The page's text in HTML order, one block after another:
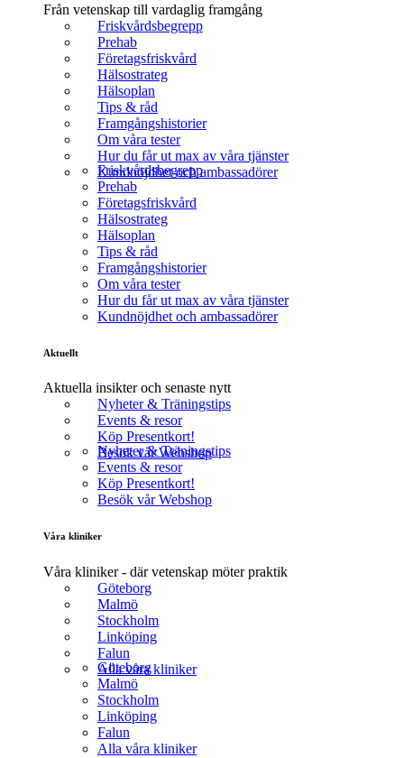
Från vetenskap till vardaglig framgång
Friskvårdsbegrepp
Prehab
Företagsfriskvård
Hälsostrateg
Hälsoplan
Tips & råd
Framgångshistorier
Om våra tester
Hur du får ut max av våra tjänster
Kundnöjdhet och ambassadörer
Friskvårdsbegrepp
Prehab
Företagsfriskvård
Hälsostrateg
Hälsoplan
Tips & råd
Framgångshistorier
Om våra tester
Hur du får ut max av våra tjänster
Kundnöjdhet och ambassadörer
Aktuellt
Aktuella insikter och senaste nytt
Nyheter & Träningstips
Events & resor
Köp Presentkort!
Besök vår Webshop
Nyheter & Träningstips
Events & resor
Köp Presentkort!
Besök vår Webshop
Våra kliniker
Våra kliniker - där vetenskap möter praktik
Göteborg
Malmö
Stockholm
Linköping
Falun
Alla våra kliniker
Göteborg
Malmö
Stockholm
Linköping
Falun
Alla våra kliniker